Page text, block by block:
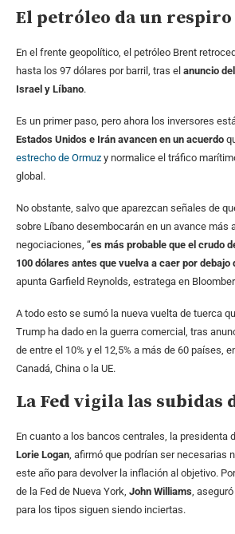
El petróleo da un
En el frente geopolítico, el petróleo Brent
hasta los 97 dólares por barril, tras el anuncio
Israel y Líbano.
Es un primer paso, pero ahora los inversores
Estados Unidos e Irán avancen en un acuerdo
estrecho de Ormuz y normalice el tráfico
global.
No obstante, salvo que aparezcan señales de
sobre Líbano desembocarán en un avance más
negociaciones, “es más probable que el crudo
100 dólares antes que vuelva a caer por debajo
apunta Garfield Reynolds, estratega en
A todo esto se sumó la nueva vuelta de tuerca
Trump ha dado en la guerra comercial, tras
de entre el 10% y el 12,5% a más de 60 países,
Canadá, China o la UE.
La Fed vigila las subidas
En cuanto a los bancos centrales, la presidenta
Lorie Logan , afirmó que podrían ser necesarias
este año para devolver la inflación al objetivo.
de la Fed de Nueva York, John Williams ,
para los tipos siguen siendo inciertas.